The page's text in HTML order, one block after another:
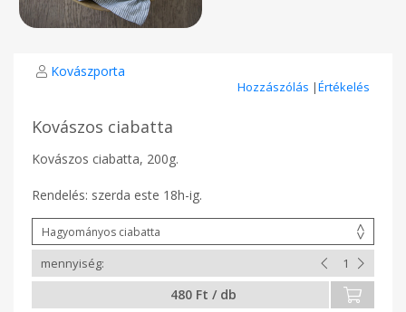
Kovászporta
Hozzászólás |Értékelés
Kovászos ciabatta
Kovászos ciabatta, 200g.
Rendelés: szerda este 18h-ig.
480 Ft / db